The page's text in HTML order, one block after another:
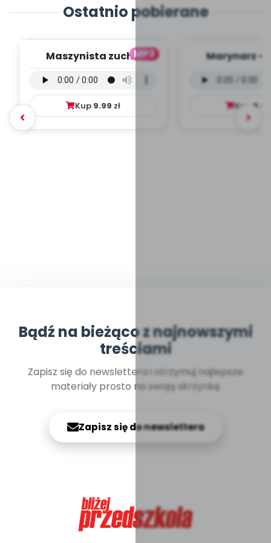
Ostatnio pobierane
MP3
Maszynista zuch -
mp3)
Kup 9.99 zł
Marynarz -
Kup 9.99
Bądź na bieżąco z najnowszymi
treściami
Zapisz się do newslettera i otrzymuj najlepsze
materiały prosto na swoją skrzynkę
Zapisz się do newslettera